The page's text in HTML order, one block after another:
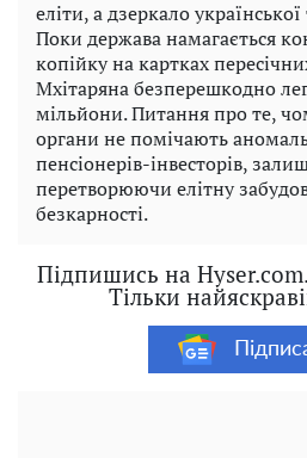
еліти, а дзеркало
Поки держава намагається
копійку на картках
Мхітаряна безперешкодно
мільйони. Питання про те,
органи не помічають
пенсіонерів-інвесторів,
перетворюючи елітну
безкарності.
Підпишись на
Тільки